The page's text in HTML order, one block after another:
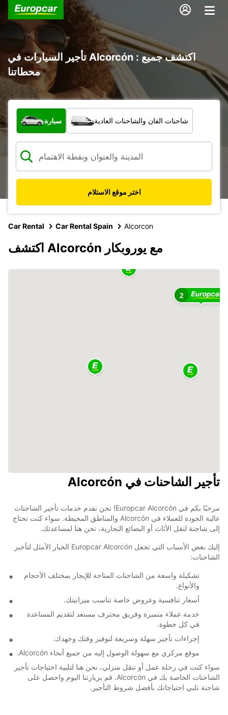
تأجير السيارات في Alcorcón : اكتشف جميع
محطاتنا
ما نوع المركبة؟
سيارة شاحنات الفان والشاحنات العادية
اختر موقع الاستلام
Car Rental Car Rental Spain Alcorcon
اكتشف Alcorcón مع يوروبكار
2
تأجير الشاحنات في Alcorcón
مرحبًا بكم في Europcar Alcorcón! نحن نقدم خدمات تأجير الشاحنات
عالية الجودة للعملاء في Alcorcón والمناطق المحيطة. سواء كنت تحتاج
إلى شاحنة لنقل الأثاث أو البضائع التجارية، نحن هنا لمساعدتك.
إليك بعض الأسباب التي تجعل Europcar Alcorcón الخيار الأمثل لتأجير
الشاحنات:
تشكيلة واسعة من الشاحنات المتاحة للإيجار بمختلف الأحجام
والأنواع.
أسعار تنافسية وعروض خاصة تناسب ميزانيتك.
خدمة عملاء متميزة وفريق محترف مستعد لتقديم المساعدة
في كل خطوة.
إجراءات تأجير سهلة وسريعة لتوفير وقتك وجهدك.
موقع مركزي مع سهولة الوصول إليه من جميع أنحاء Alcorcón.
سواء كنت في رحلة عمل أو تنقل منزلي، نحن هنا لتلبية احتياجات تأجير
الشاحنات الخاصة بك في Alcorcón. قم بزيارتنا اليوم واحصل على
شاحنة تلبي احتياجاتك بأفضل شروط التأجير.